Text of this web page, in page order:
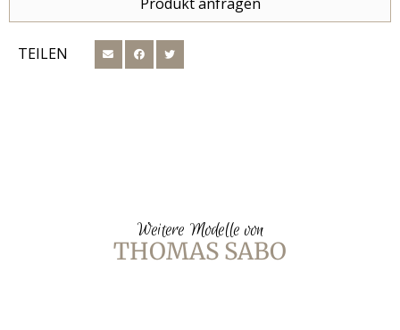
TEILEN
Weitere Modelle von
THOMAS SABO